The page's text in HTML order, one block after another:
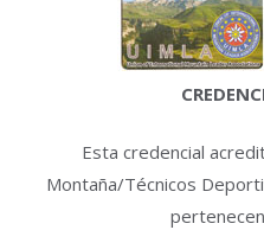
Esta credencial
Montaña/Técnicos